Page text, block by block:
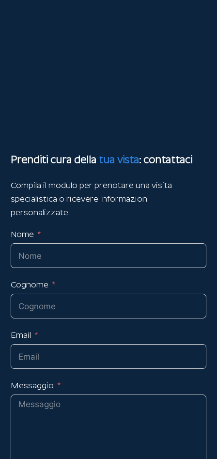
Prenditi cura della tua vista: contattaci
Compila il modulo per prenotare una visita
specialistica o ricevere informazioni
personalizzate.
Nome
Cognome
Email
Messaggio